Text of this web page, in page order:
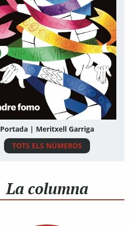
Portada | Meritxell Garriga
TOTS ELS NÚMEROS
La columna